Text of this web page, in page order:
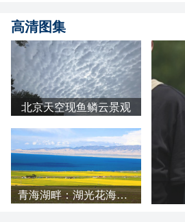
高清图集
北京天空现鱼鳞云景观
青海湖畔：湖光花海长云 天地铺成明亮画卷